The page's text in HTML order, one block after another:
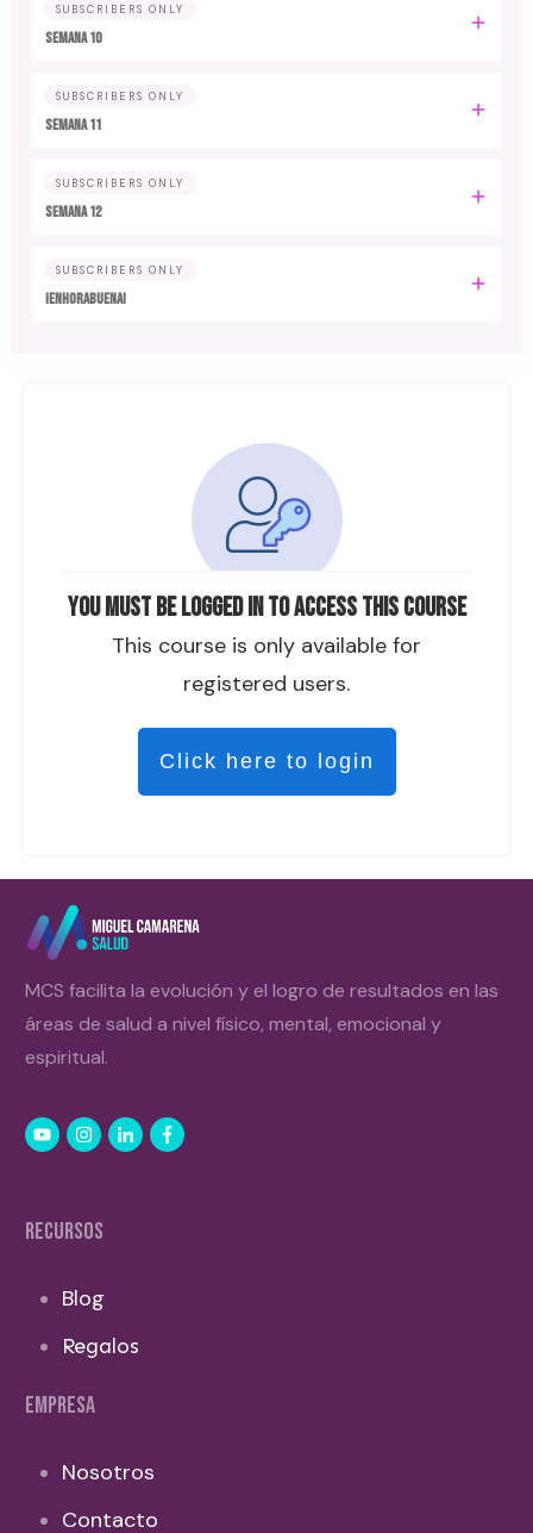
You must be logged in to access this course
This course is only available for
registered users.
Click here to login
SUBSCRIBERS ONLY
Semana 10
SUBSCRIBERS ONLY
Semana 11
SUBSCRIBERS ONLY
Semana 12
SUBSCRIBERS ONLY
¡Enhorabuena!
MCS facilita la evolución y el logro de resultados en las
áreas de salud a nivel físico, mental, emocional y
espiritual.
RECURSOS
Blog
Regalos
EMPRESA
Nosotros
Contacto